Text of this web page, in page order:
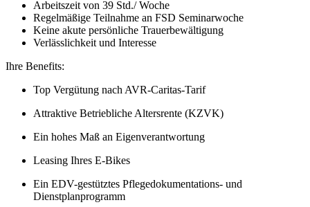
Arbeitszeit von 39 Std./ Woche
Regelmäßige Teilnahme an FSD Seminarwoche
Keine akute persönliche Trauerbewältigung
Verlässlichkeit und Interesse
Ihre Benefits:
Top Vergütung nach AVR-Caritas-Tarif
Attraktive Betriebliche Altersrente (KZVK)
Ein hohes Maß an Eigenverantwortung
Leasing Ihres E-Bikes
Ein EDV-gestütztes Pflegedokumentations- und
Dienstplanprogramm